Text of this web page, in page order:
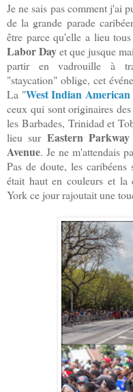
Je ne sais pas comment j'ai
de la grande parade
être parce qu'elle a lieu
Labor Dayet que jusque
partir en vadrouille à
"staycation" oblige, cet
La "West Indian
ceux qui sont originaires
les Barbades, Trinidad et
lieu sur Eastern Parkway
Avenue. Je ne m'attendais
Pas de doute, les
était haut en couleurs et
York ce jour rajoutait une